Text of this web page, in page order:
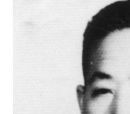
대진대학교
이민환
금성대군
에바다학교